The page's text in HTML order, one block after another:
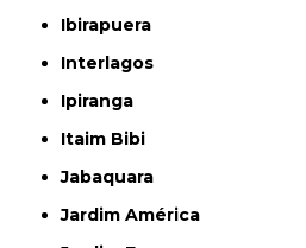
Ibirapuera
Interlagos
Ipiranga
Itaim Bibi
Jabaquara
Jardim América